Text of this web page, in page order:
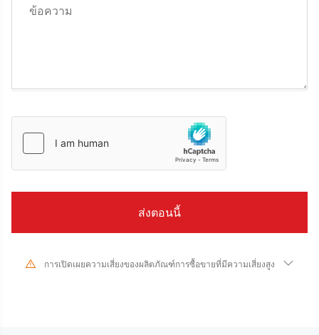
การเปิดเผยความเสี่ยงของผลิตภัณฑ์การซื้อขายที่มีความเสี่ยงสูง